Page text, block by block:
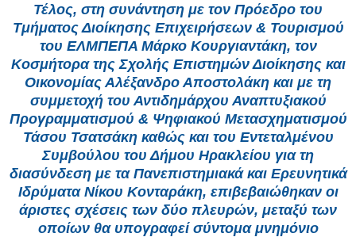
Τέλος, στη συνάντηση με τον Πρόεδρο του
Τμήματος Διοίκησης Επιχειρήσεων & Τουρισμού
του ΕΛΜΠΕΠΑ Μάρκο Κουργιαντάκη, τον
Κοσμήτορα της Σχολής Επιστημών Διοίκησης και
Οικονομίας Αλέξανδρο Αποστολάκη και με τη
συμμετοχή του Αντιδημάρχου Αναπτυξιακού
Προγραμματισμού & Ψηφιακού Μετασχηματισμού
Τάσου Τσατσάκη καθώς και του Εντεταλμένου
Συμβούλου του Δήμου Ηρακλείου για τη
διασύνδεση με τα Πανεπιστημιακά και Ερευνητικά
Ιδρύματα Νίκου Κονταράκη, επιβεβαιώθηκαν οι
άριστες σχέσεις των δύο πλευρών, μεταξύ των
οποίων θα υπογραφεί σύντομα μνημόνιο